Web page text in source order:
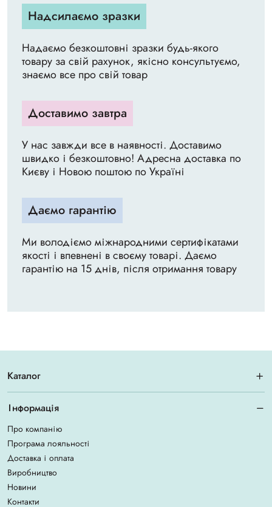
Надсилаємо зразки
Надаємо безкоштовні зразки будь-якого
товару за свій рахунок, якісно консультуємо,
знаємо все про свій товар
Доставимо завтра
У нас завжди все в наявності. Доставимо
швидко і безкоштовно! Адресна доставка по
Києву і Новою поштою по Україні
Даємо гарантію
Ми володіємо міжнародними сертифікатами
якості і впевнені в своєму товарі. Даємо
гарантію на 15 днів, після отримання товару
Каталог
Інформація
Про компанію
Програма лояльності
Доставка і оплата
Виробництво
Новини
Контакти